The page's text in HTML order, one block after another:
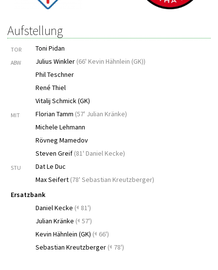
Aufstellung
TOR Toni Pidan
ABW Julius Winkler (66' Kevin Hähnlein (GK))
Phil Teschner
René Thiel
Vitalij Schmick (GK)
MIT Florian Tamm (57' Julian Kränke)
Michele Lehmann
Rövneg Mamedov
Steven Greif (81' Daniel Kecke)
STU
Dat Le Duc
Max Seifert (78' Sebastian Kreutzberger)
Ersatzbank
Daniel Kecke ( 81')
Julian Kränke ( 57')
Kevin Hähnlein (GK) ( 66')
Sebastian Kreutzberger ( 78')